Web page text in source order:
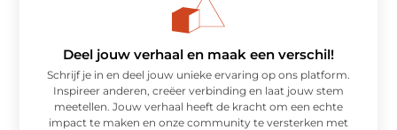
Deel jouw verhaal en maak een verschil!
Schrijf je in en deel jouw unieke ervaring op ons platform.
Inspireer anderen, creëer verbinding en laat jouw stem
meetellen. Jouw verhaal heeft de kracht om een echte
impact te maken en onze community te versterken met